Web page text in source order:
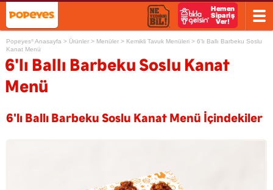
Popeyes® Anasayfa > Ürünler > Menüler > Kemikli Tavuk Menüleri > 6'lı Ballı Barbeku Soslu
Kanat Menü
6'lı Ballı Barbeku Soslu Kanat
Menü
6'lı Ballı Barbeku Soslu Kanat Menü İçindekiler